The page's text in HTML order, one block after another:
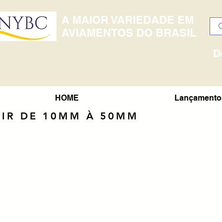
A MAIOR VARIEDADE EM
AVIAMENTOS DO BRASIL
DE 10MM À 50MM
HOME